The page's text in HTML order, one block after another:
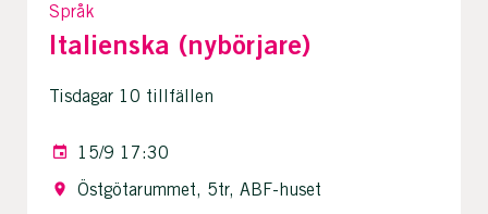
Språk
Italienska (nybörjare)
Tisdagar 10 tillfällen
15/9 17:30
Östgötarummet, 5tr, ABF-huset